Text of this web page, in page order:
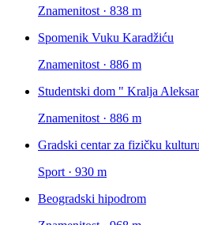
Znamenitost · 838 m
Spomenik Vuku Karadžiću
Znamenitost · 886 m
Studentski dom " Kralja
Znamenitost · 886 m
Gradski centar za fizičku
Sport · 930 m
Beogradski hipodrom